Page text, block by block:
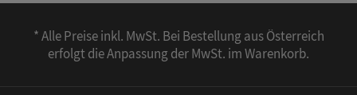
* Alle Preise inkl. MwSt. Bei Bestellung aus Österreich
erfolgt die Anpassung der MwSt. im Warenkorb.